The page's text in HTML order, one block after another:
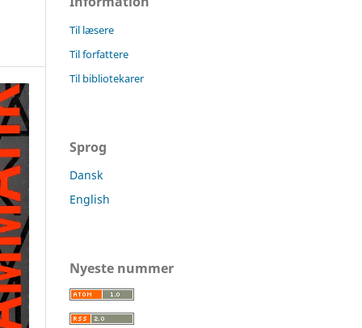
Til læsere
Til forfattere
Til bibliotekarer
Sprog
Dansk
English
Nyeste nummer